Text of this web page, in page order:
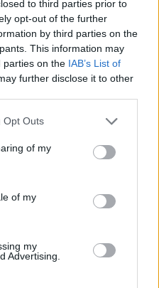
to third parties prior to
opt-out of the further
by third parties on the
This information may
parties on the IAB’s List of
further disclose it to other
Opt Outs
of my
of my
my
Advertising.
0.1%-kal értékelődött
panel A hazai börze
is a MOL áll az élen a
míg az OTP papírjai,
délelőtt során a
gazdát. Az ismét 255
hazai...
hírarchívumához
előfizetéses